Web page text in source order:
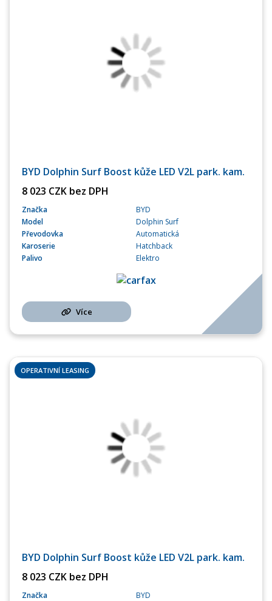
BYD Dolphin Surf Boost kůže LED V2L park. kam.
8 023 CZK bez DPH
Značka
BYD
Model
Dolphin Surf
Převodovka
Automatická
Karoserie
Hatchback
Palivo
Elektro
Více
OPERATIVNÍ LEASING
BYD Dolphin Surf Boost kůže LED V2L park. kam.
8 023 CZK bez DPH
Značka
BYD